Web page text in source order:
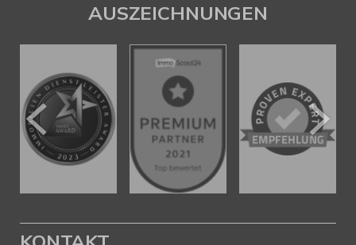
AUSZEICHNUNGEN